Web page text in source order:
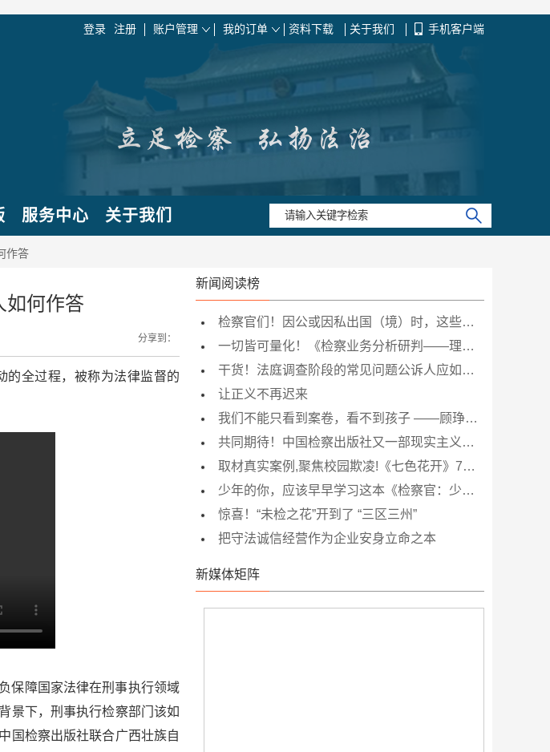
登录 注册 账户管理 我的订单 资料下载 关于我们 手机客户端
服务中心 关于我们
作答
如何作答
分享到：
的全过程，被称为法律监督的
保障国家法律在刑事执行领域
景下，刑事执行检察部门该如
国检察出版社联合广西壮族自
新闻阅读榜
检察官们！因公或因私出国（境）时，这些保密要求你知道吗？
一切皆可量化！《检察业务分析研判——理论、方法与实例点评》，教你案件管理新思路！
干货！法庭调查阶段的常见问题公诉人应如何巧妙应对？《公诉技能传习录》为你来支招！
让正义不再迟来
我们不能只看到案卷，看不到孩子 ——顾琤琮的青春期未成年人法治课“三元论”
共同期待！中国检察出版社又一部现实主义力作 《决胜法庭》圆满杀青！
取材真实案例,聚焦校园欺凌!《七色花开》7月1日央视首播
少年的你，应该早早学习这本《检察官：少年，你应该知道的法律那些事儿》！
惊喜！“未检之花”开到了 “三区三州”
把守法诚信经营作为企业安身立命之本
新媒体矩阵